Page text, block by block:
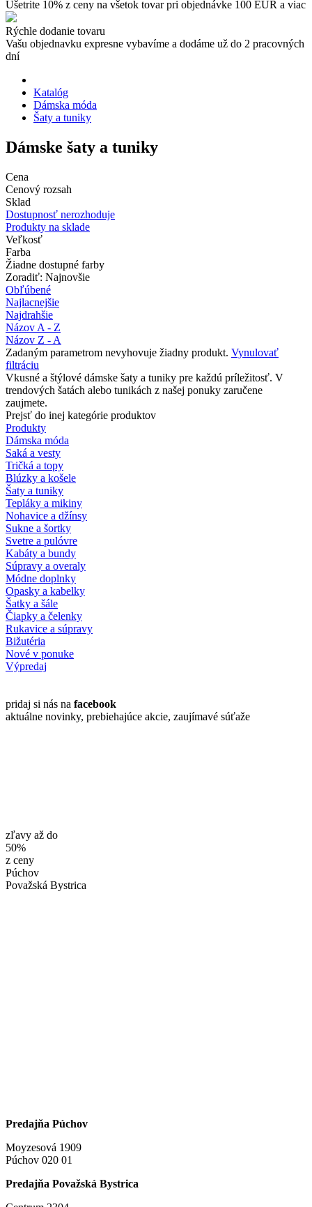
Ušetrite 10% z ceny na všetok tovar pri objednávke 100 EUR a viac
Rýchle dodanie tovaru
Vašu objednavku expresne vybavíme a dodáme už do 2 pracovných
dní
Katalóg
Dámska móda
Šaty a tuniky
Dámske šaty a tuniky
Cena
Cenový rozsah
Sklad
Dostupnosť nerozhoduje
Produkty na sklade
Veľkosť
Farba
Žiadne dostupné farby
Zoradiť: Najnovšie
Obľúbené
Najlacnejšie
Najdrahšie
Názov A - Z
Názov Z - A
Zadaným parametrom nevyhovuje žiadny produkt. Vynulovať
filtráciu
Vkusné a štýlové dámske šaty a tuniky pre každú príležitosť. V
trendových šatách alebo tunikách z našej ponuky zaručene
zaujmete.
Prejsť do inej kategórie produktov
Produkty
Dámska móda
Saká a vesty
Tričká a topy
Blúzky a košele
Šaty a tuniky
Tepláky a mikiny
Nohavice a džínsy
Sukne a šortky
Svetre a pulóvre
Kabáty a bundy
Súpravy a overaly
Módne doplnky
Opasky a kabelky
Šatky a šále
Čiapky a čelenky
Rukavice a súpravy
Bižutéria
Nové v ponuke
Výpredaj
pridaj si nás na facebook
aktuálne novinky, prebiehajúce akcie, zaujímavé súťaže
zľavy až do
50%
z ceny
Púchov
Považská Bystrica
Predajňa Púchov
Moyzesová 1909
Púchov 020 01
Predajňa Považská Bystrica